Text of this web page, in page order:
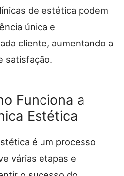
de estética podem
única e
cliente, aumentando a
satisfação.
Funciona a
Estética
é um processo
várias etapas e